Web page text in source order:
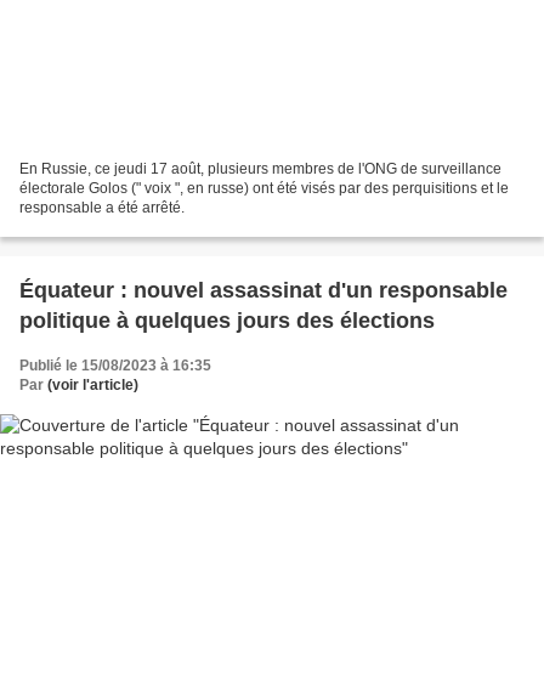
En Russie, ce jeudi 17 août, plusieurs membres de l'ONG de surveillance
électorale Golos (" voix ", en russe) ont été visés par des perquisitions et le
responsable a été arrêté.
Équateur : nouvel assassinat d'un responsable
politique à quelques jours des élections
Publié le 15/08/2023 à 16:35
Par (voir l'article)